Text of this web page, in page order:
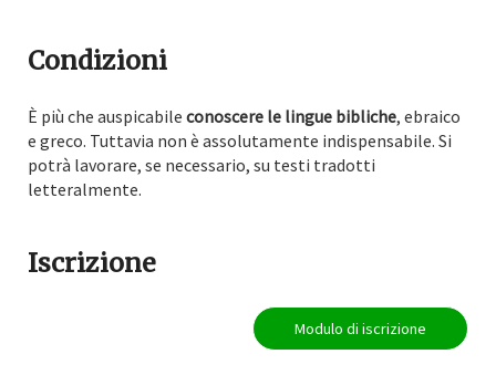
Condizioni
È più che auspicabile conoscere le lingue bibliche, ebraico
e greco. Tuttavia non è assolutamente indispensabile. Si
potrà lavorare, se necessario, su testi tradotti
letteralmente.
Iscrizione
Modulo di iscrizione